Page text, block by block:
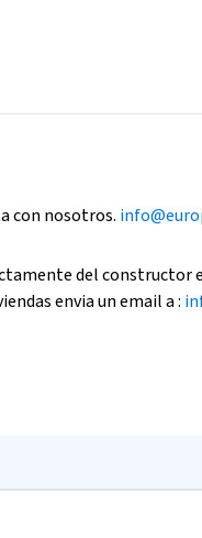
con nosotros.
del constructor
envia un email a :